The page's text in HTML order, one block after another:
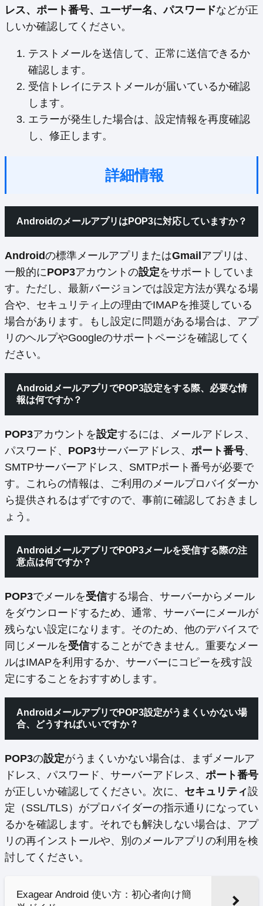
レス、ポート番号、ユーザー名、パスワードなどが正
しいか確認してください。
テストメールを送信して、正常に送信できるか
確認します。
受信トレイにテストメールが届いているか確認
します。
エラーが発生した場合は、設定情報を再度確認
し、修正します。
詳細情報
AndroidのメールアプリはPOP3に対応していますか？
Androidの標準メールアプリまたはGmailアプリは、
一般的にPOP3アカウントの設定をサポートしていま
す。ただし、最新バージョンでは設定方法が異なる場
合や、セキュリティ上の理由でIMAPを推奨している
場合があります。もし設定に問題がある場合は、アプ
リのヘルプやGoogleのサポートページを確認してく
ださい。
AndroidメールアプリでPOP3設定をする際、必要な情
報は何ですか？
POP3アカウントを設定するには、メールアドレス、
パスワード、 POP3サーバーアドレス、 ポート番号、
SMTPサーバーアドレス、SMTPポート番号が必要で
す。これらの情報は、ご利用のメールプロバイダーか
ら提供されるはずですので、事前に確認しておきまし
ょう。
AndroidメールアプリでPOP3メールを受信する際の注
意点は何ですか？
POP3でメールを受信する場合、サーバーからメール
をダウンロードするため、通常、サーバーにメールが
残らない設定になります。そのため、他のデバイスで
同じメールを受信することができません。重要なメー
ルはIMAPを利用するか、サーバーにコピーを残す設
定にすることをおすすめします。
AndroidメールアプリでPOP3設定がうまくいかない場
合、どうすればいいですか？
POP3の設定がうまくいかない場合は、まずメールア
ドレス、パスワード、サーバーアドレス、 ポート番号
が正しいか確認してください。次に、 セキュリティ設
定（SSL/TLS）がプロバイダーの指示通りになってい
るかを確認します。それでも解決しない場合は、アプ
リの再インストールや、別のメールアプリの利用を検
討してください。
Exagear Android 使い方：初心者向け簡